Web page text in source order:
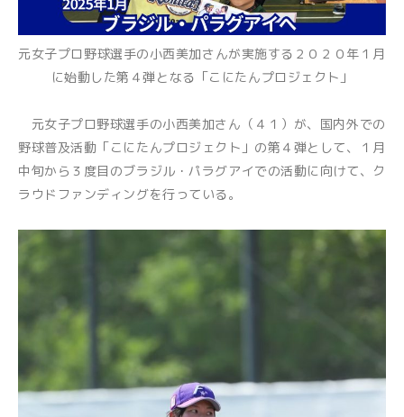
元女子プロ野球選手の小西美加さんが実施する２０２０年１月
に始動した第４弾となる「こにたんプロジェクト」
元女子プロ野球選手の小西美加さん（４１）が、国内外での
野球普及活動「こにたんプロジェクト」の第４弾として、１月
中旬から３度目のブラジル・パラグアイでの活動に向けて、ク
ラウドファンディングを行っている。